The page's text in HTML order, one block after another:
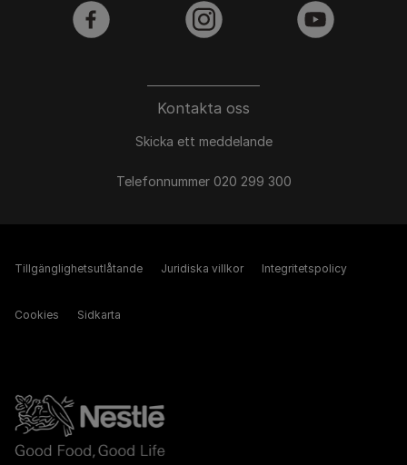
Kontakta oss
Skicka ett meddelande
Telefonnummer 020 299 300
facebook instagram youtube
Tillgänglighetsutlåtande Juridiska villkor Integritetspolicy
Cookies Sidkarta